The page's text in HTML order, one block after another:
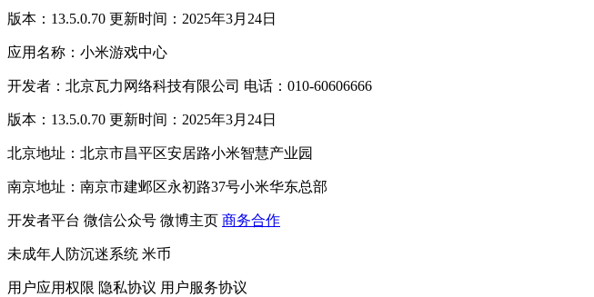
版本：13.5.0.70 更新时间：2025年3月24日
应用名称：小米游戏中心
开发者：北京瓦力网络科技有限公司 电话：010-60606666
版本：13.5.0.70 更新时间：2025年3月24日
北京地址：北京市昌平区安居路小米智慧产业园
南京地址：南京市建邺区永初路37号小米华东总部
开发者平台 微信公众号 微博主页 商务合作
未成年人防沉迷系统 米币
用户应用权限 隐私协议 用户服务协议